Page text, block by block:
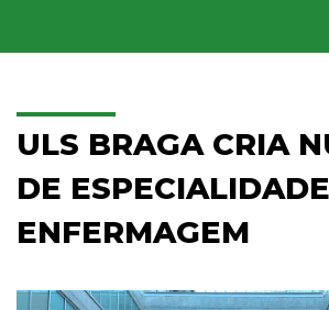
ULS BRAGA CRIA
DE
ENFERMAGEM